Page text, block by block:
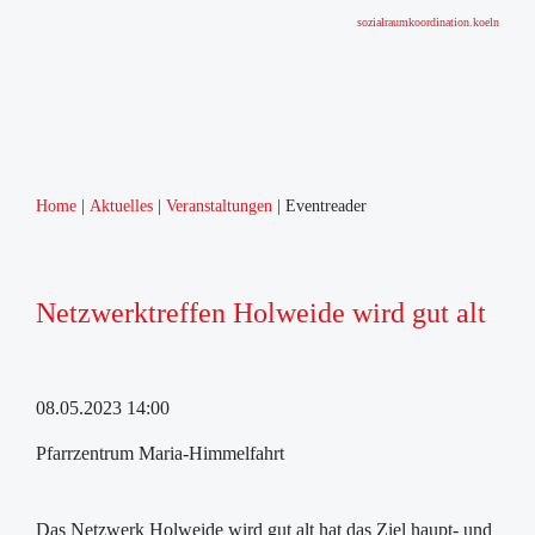
sozialraumkoordination.koeln
Home Aktuelles Veranstaltungen Eventreader
Netzwerktreffen Holweide wird gut alt
08.05.2023 14:00
Pfarrzentrum Maria-Himmelfahrt
Das Netzwerk Holweide wird gut alt hat das Ziel haupt- und